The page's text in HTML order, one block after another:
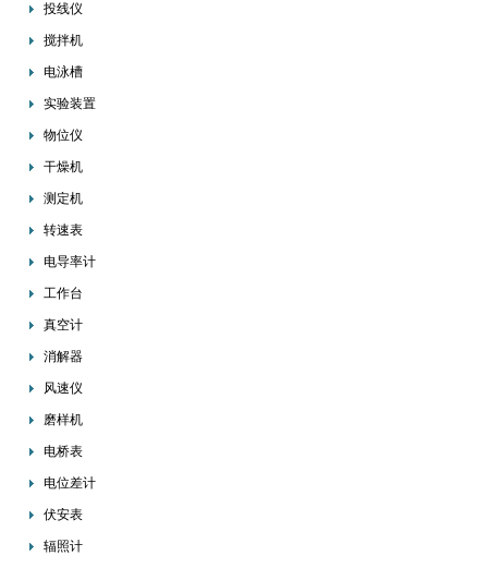
投线仪
搅拌机
电泳槽
实验装置
物位仪
干燥机
测定机
转速表
电导率计
工作台
真空计
消解器
风速仪
磨样机
电桥表
电位差计
伏安表
辐照计